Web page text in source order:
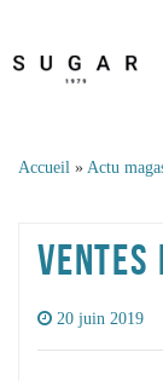
Accueil » Actu
20 juin 2019